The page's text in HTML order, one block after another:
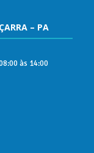
– PA
às 14:00